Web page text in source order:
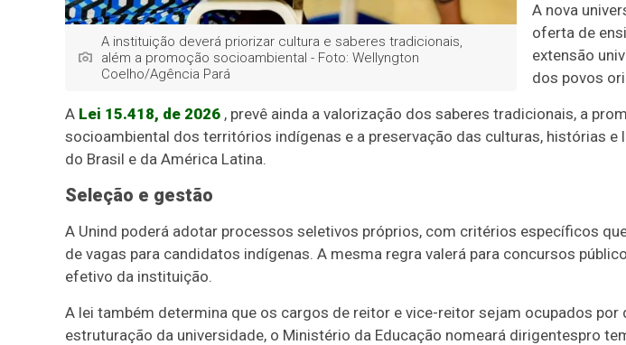
A instituição deverá priorizar cultura e saberes tradicionais,
além a promoção socioambiental - Foto: Wellyngton
Coelho/Agência Pará
A nova
oferta de
extensão
dos povos
A Lei 15.418, de 2026 , prevê ainda a valorização dos saberes tradicionais, a
socioambiental dos territórios indígenas e a preservação das culturas, histórias e
do Brasil e da América Latina.
Seleção e gestão
A Unind poderá adotar processos seletivos próprios, com critérios específicos
de vagas para candidatos indígenas. A mesma regra valerá para concursos
efetivo da instituição.
A lei também determina que os cargos de reitor e vice-reitor sejam ocupados por
estruturação da universidade, o Ministério da Educação nomeará dirigentespro